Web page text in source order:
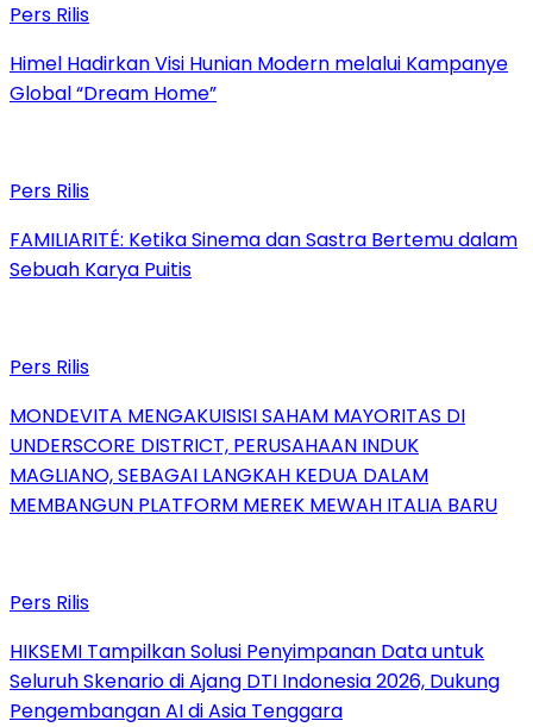
Pers Rilis
Himel Hadirkan Visi Hunian Modern melalui Kampanye
Global “Dream Home”
Pers Rilis
FAMILIARITÉ: Ketika Sinema dan Sastra Bertemu dalam
Sebuah Karya Puitis
Pers Rilis
MONDEVITA MENGAKUISISI SAHAM MAYORITAS DI
UNDERSCORE DISTRICT, PERUSAHAAN INDUK
MAGLIANO, SEBAGAI LANGKAH KEDUA DALAM
MEMBANGUN PLATFORM MEREK MEWAH ITALIA BARU
Pers Rilis
HIKSEMI Tampilkan Solusi Penyimpanan Data untuk
Seluruh Skenario di Ajang DTI Indonesia 2026, Dukung
Pengembangan AI di Asia Tenggara